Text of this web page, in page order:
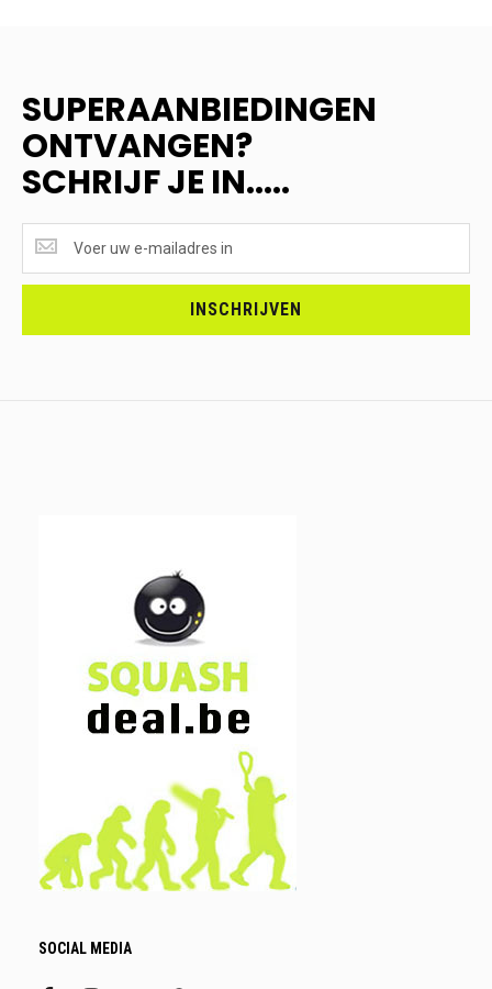
SUPERAANBIEDINGEN
ONTVANGEN?
SCHRIJF JE IN.....
ONTVANGEN?
<br>SCHRIJF
INSCHRIJVEN
SOCIAL MEDIA